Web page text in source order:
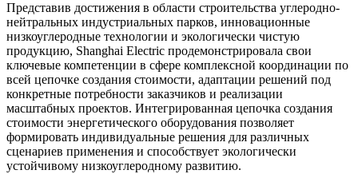
Представив достижения в области строительства углеродно-
нейтральных индустриальных парков, инновационные
низкоуглеродные технологии и экологически чистую
продукцию, Shanghai Electric продемонстрировала свои
ключевые компетенции в сфере комплексной координации по
всей цепочке создания стоимости, адаптации решений под
конкретные потребности заказчиков и реализации
масштабных проектов. Интегрированная цепочка создания
стоимости энергетического оборудования позволяет
формировать индивидуальные решения для различных
сценариев применения и способствует экологически
устойчивому низкоуглеродному развитию.